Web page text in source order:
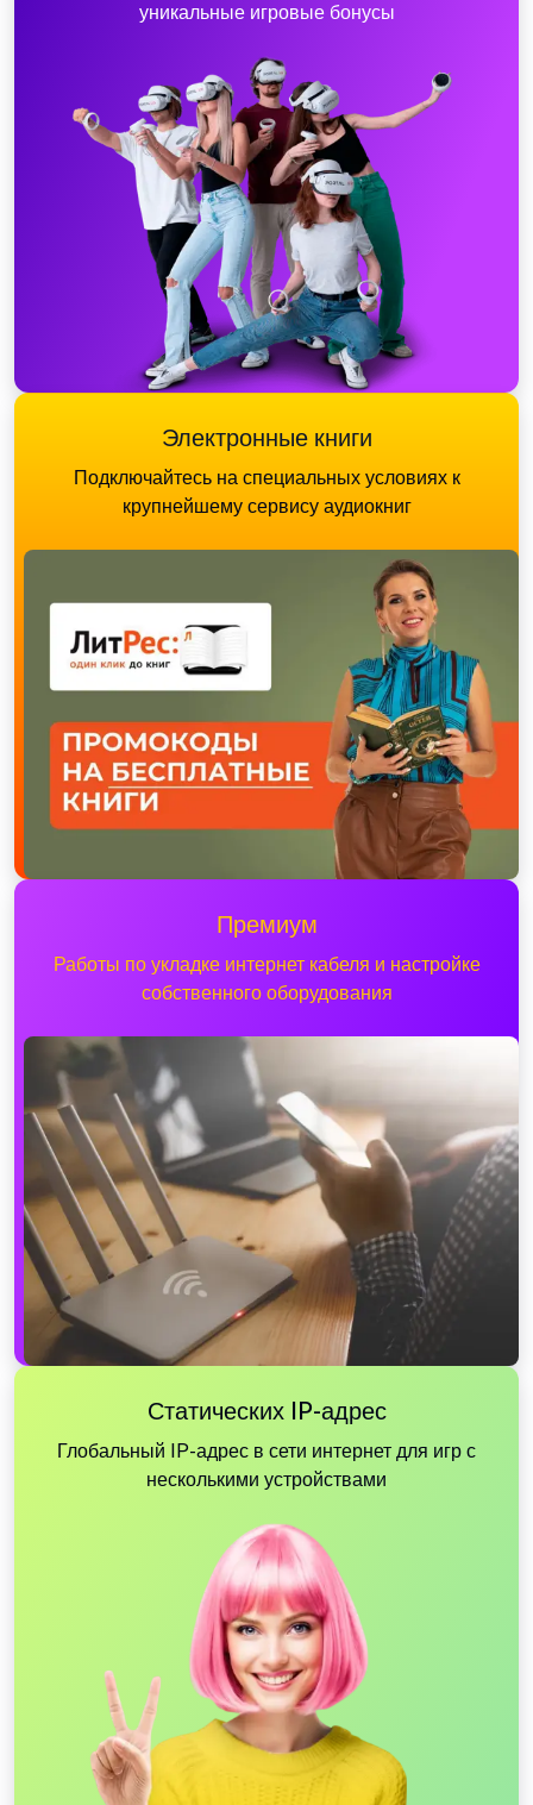
уникальные игровые бонусы
Электронные книги
Подключайтесь на специальных условиях к
крупнейшему сервису аудиокниг
Премиум
Работы по укладке интернет кабеля и настройке
собственного оборудования
Статических IP-адрес
Глобальный IP-адрес в сети интернет для игр с
несколькими устройствами